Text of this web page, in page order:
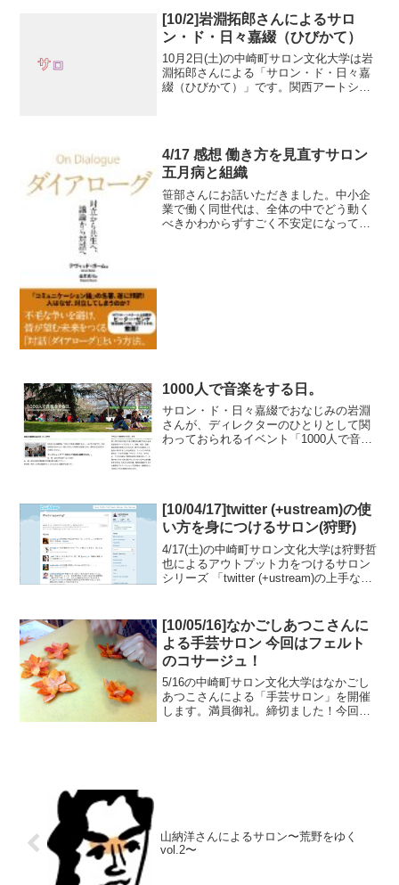
[10/2]岩淵拓郎さんによるサロ
ン・ド・日々嘉綴（ひびかて）
10月2日(土)の中崎町サロン文化大学は岩
淵拓郎さんによる「サロン・ド・日々嘉
綴（ひびかて）」です。関西アートシー
アンテナでキャッ...
4/17 感想 働き方を見直すサロン
五月病と組織
笹部さんにお話いただきました。中小企
業で働く同世代は、全体の中でどう動く
べきかわからずすごく不安定になってい
1000人で音楽をする日。
サロン・ド・日々嘉綴でおなじみの岩淵
さんが、ディレクターのひとりとして関
わっておられるイベント「1000人で音楽
[10/04/17]twitter (+ustream)の使
い方を身につけるサロン(狩野)
4/17(土)の中崎町サロン文化大学は狩野哲
也によるアウトプット力をつけるサロン
シリーズ 「twitter (+ustream)の上手な使
ロンが好評だったので...
[10/05/16]なかごしあつこさんに
よる手芸サロン 今回はフェルト
のコサージュ！
5/16の中崎町サロン文化大学はなかごし
あつこさんによる「手芸サロン」を開催
します。満員御礼。締切ました！今回は
山納洋さんによるサロン〜荒野をゆく
vol.2〜